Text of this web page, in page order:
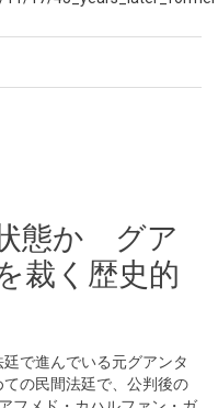
態か グア
裁く歴史的
で進んでいる元グアンタ
の民間法廷で、公判後の